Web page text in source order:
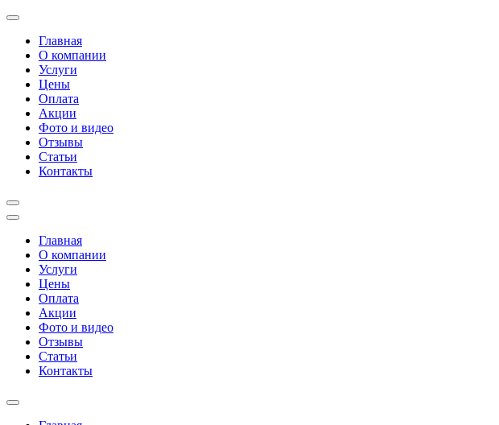
Перейти
содержимому
(нажмите
Enter)
Главная
О компании
Услуги
Цены
Оплата
Акции
Фото и видео
Отзывы
Статьи
Контакты
Главная
О компании
Услуги
Цены
Оплата
Акции
Фото и видео
Отзывы
Статьи
Контакты